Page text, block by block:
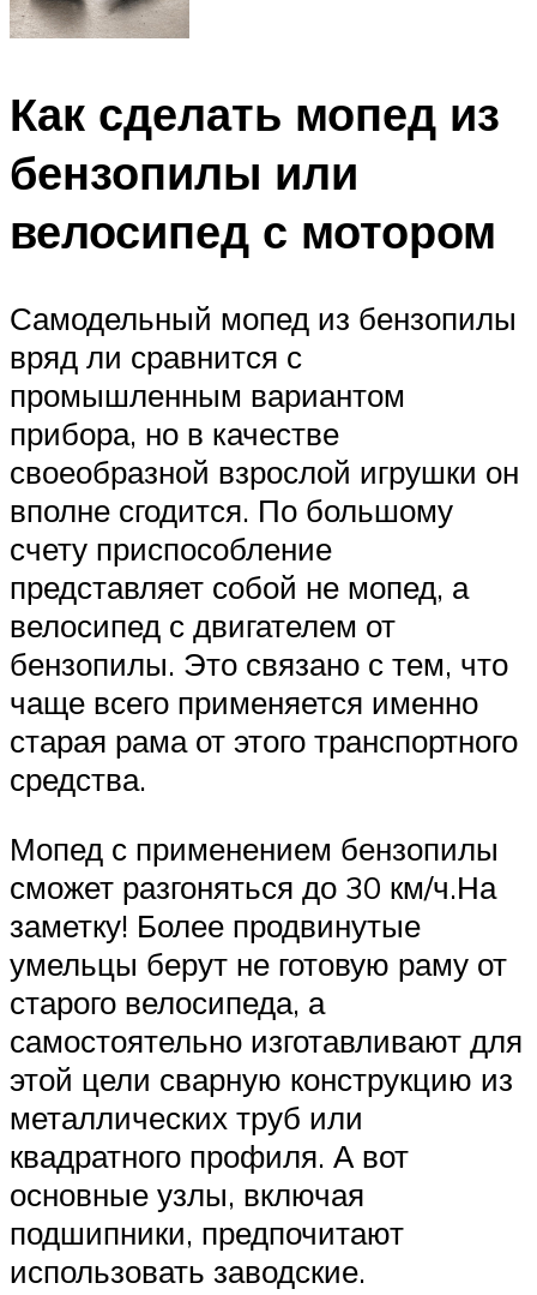
Как сделать мопед из
бензопилы или
велосипед с мотором
Самодельный мопед из бензопилы
вряд ли сравнится с
промышленным вариантом
прибора, но в качестве
своеобразной взрослой игрушки он
вполне сгодится. По большому
счету приспособление
представляет собой не мопед, а
велосипед с двигателем от
бензопилы. Это связано с тем, что
чаще всего применяется именно
старая рама от этого транспортного
средства.
Мопед с применением бензопилы
сможет разгоняться до 30 км/ч.На
заметку! Более продвинутые
умельцы берут не готовую раму от
старого велосипеда, а
самостоятельно изготавливают для
этой цели сварную конструкцию из
металлических труб или
квадратного профиля. А вот
основные узлы, включая
подшипники, предпочитают
использовать заводские.